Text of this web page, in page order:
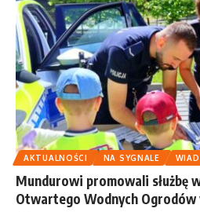
AKTUALNOŚCI
NA SYGNALE
Mundurowi promowali służbę
Otwartego Wodnych